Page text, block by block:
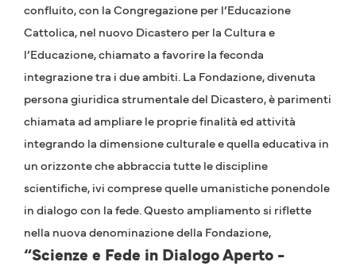
confluito, con la Congregazione per l’Educazione
Cattolica, nel nuovo Dicastero per la Cultura e
l’Educazione, chiamato a favorire la feconda
integrazione tra i due ambiti. La Fondazione, divenuta
persona giuridica strumentale del Dicastero, è parimenti
chiamata ad ampliare le proprie finalità ed attività
integrando la dimensione culturale e quella educativa in
un orizzonte che abbraccia tutte le discipline
scientifiche, ivi comprese quelle umanistiche ponendole
in dialogo con la fede. Questo ampliamento si riflette
nella nuova denominazione della Fondazione,
“Scienze e Fede in Dialogo Aperto -